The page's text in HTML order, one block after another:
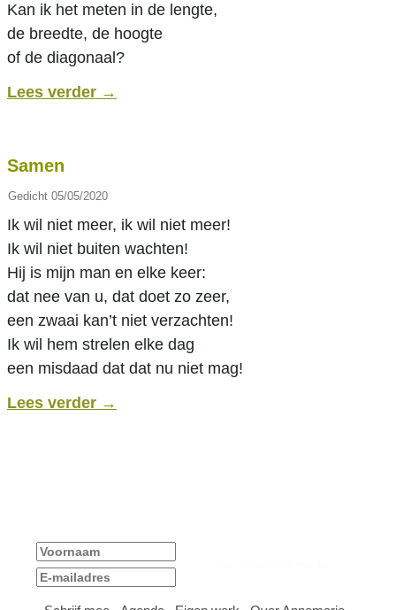
Kan ik het meten in de lengte,
de breedte, de hoogte
of de diagonaal?
Lees verder →
Samen
Gedicht 05/05/2020
Ik wil niet meer, ik wil niet meer!
Ik wil niet buiten wachten!
Hij is mijn man en elke keer:
dat nee van u, dat doet zo zeer,
een zwaai kan’t niet verzachten!
Ik wil hem strelen elke dag
een misdaad dat dat nu niet mag!
Lees verder →